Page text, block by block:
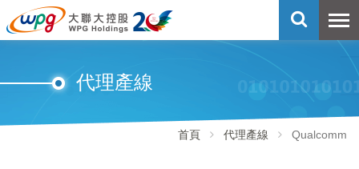
代理產線
首頁 代理產線 Qualcomm